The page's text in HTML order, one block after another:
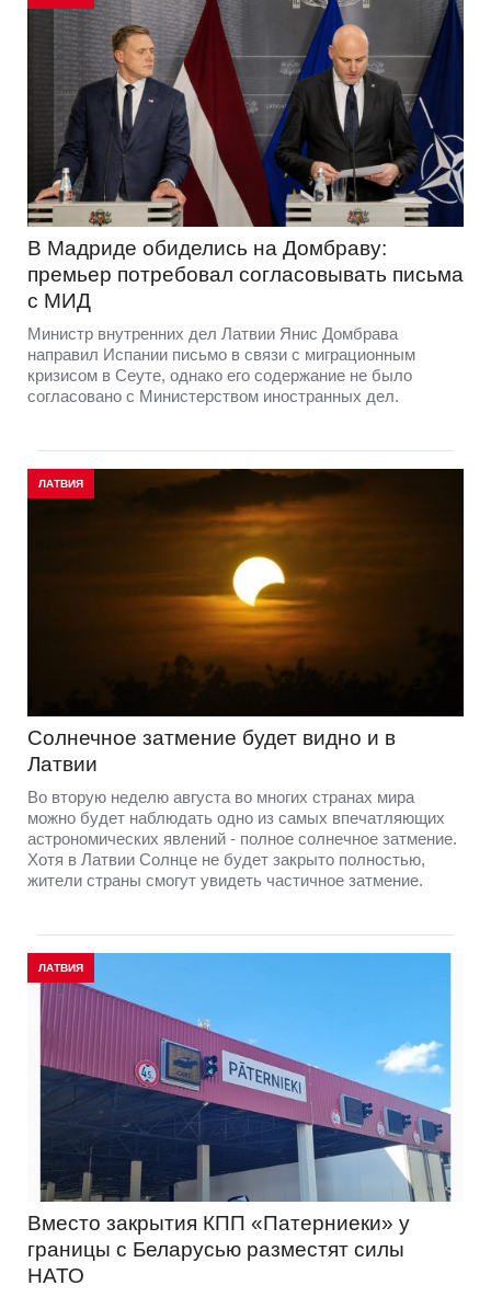
В Мадриде обиделись на Домбраву:
премьер потребовал согласовывать письма
с МИД
Министр внутренних дел Латвии Янис Домбрава
направил Испании письмо в связи с миграционным
кризисом в Сеуте, однако его содержание не было
согласовано с Министерством иностранных дел.
ЛАТВИЯ
Солнечное затмение будет видно и в
Латвии
Во вторую неделю августа во многих странах мира
можно будет наблюдать одно из самых впечатляющих
астрономических явлений - полное солнечное затмение.
Хотя в Латвии Солнце не будет закрыто полностью,
жители страны смогут увидеть частичное затмение.
ЛАТВИЯ
Вместо закрытия КПП «Патерниеки» у
границы с Беларусью разместят силы
НАТО